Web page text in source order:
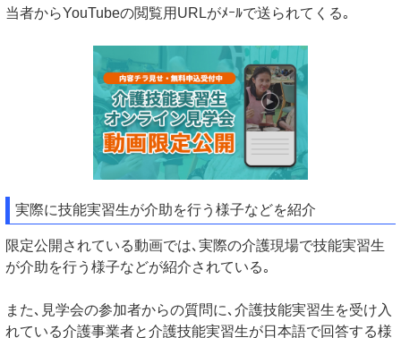
当者からYouTubeの閲覧用URLがﾒｰﾙで送られてくる｡
実際に技能実習生が介助を行う様子などを紹介
限定公開されている動画では､実際の介護現場で技能実習生
が介助を行う様子などが紹介されている｡
また､見学会の参加者からの質問に､介護技能実習生を受け入
れている介護事業者と介護技能実習生が日本語で回答する様